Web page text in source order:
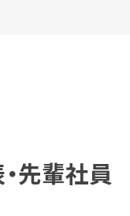
先輩社員